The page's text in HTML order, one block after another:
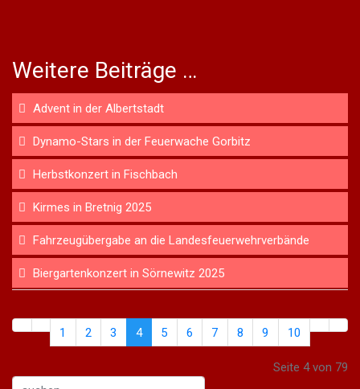
Weitere Beiträge …
Advent in der Albertstadt
Dynamo-Stars in der Feuerwache Gorbitz
Herbstkonzert in Fischbach
Kirmes in Bretnig 2025
Fahrzeugübergabe an die Landesfeuerwehrverbände
Biergartenkonzert in Sörnewitz 2025
1 2 3 4 5 6 7 8 9 10
Seite 4 von 79